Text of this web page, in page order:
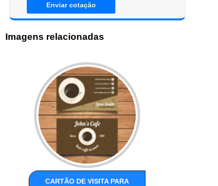
Enviar cotação
Imagens relacionadas
CARTÃO DE VISITA PARA